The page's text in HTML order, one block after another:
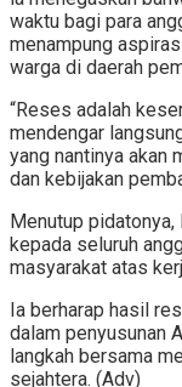
waktu bagi para
menampung
warga di daerah
“Reses adalah
mendengar
yang nantinya akan
dan kebijakan
Menutup
kepada seluruh
masyarakat atas
Ia berharap hasil
dalam penyusunan
langkah bersama
sejahtera. (Adv)